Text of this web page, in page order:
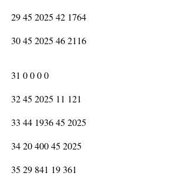
29 45 2025 42 1764
30 45 2025 46 2116
31 0 0 0 0
32 45 2025 11 121
33 44 1936 45 2025
34 20 400 45 2025
35 29 841 19 361